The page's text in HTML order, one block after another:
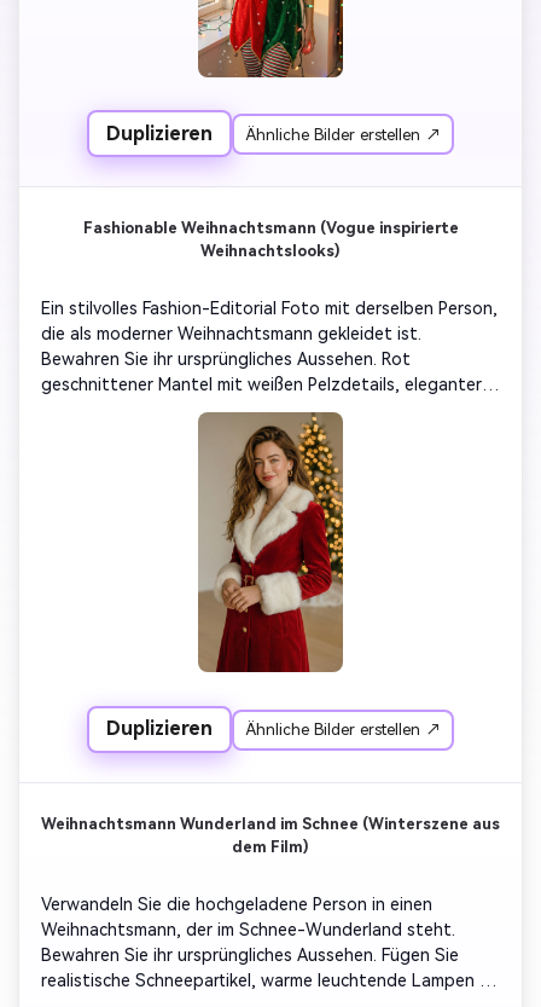
Duplizieren Ähnliche Bilder erstellen ↗
Fashionable Weihnachtsmann (Vogue inspirierte
Weihnachtslooks)
Ein stilvolles Fashion-Editorial Foto mit derselben Person,
die als moderner Weihnachtsmann gekleidet ist.
Bewahren Sie ihr ursprüngliches Aussehen. Rot
geschnittener Mantel mit weißen Pelzdetails, eleganter
Beleuchtung, glatter Zeitschriftenstil, sanfter goldener
Glanz. Minimaler Hintergrund mit Bokeh
Weihnachtsbeleuchtung und luxuriöser festlicher
Atmosphäre. Hyperrealistische Porträtfotografie.
Duplizieren Ähnliche Bilder erstellen ↗
Weihnachtsmann Wunderland im Schnee (Winterszene aus
dem Film)
Verwandeln Sie die hochgeladene Person in einen
Weihnachtsmann, der im Schnee-Wunderland steht.
Bewahren Sie ihr ursprüngliches Aussehen. Fügen Sie
realistische Schneepartikel, warme leuchtende Lampen